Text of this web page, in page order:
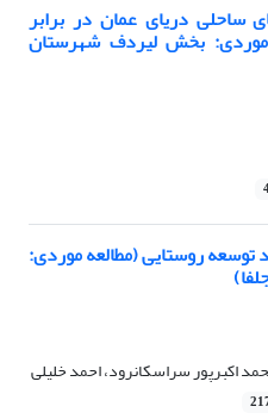
ساحلی دریای عمان در برابر
بخش لیردف شهرستان
توسعه روستایی (مطالعه موردی:
اکبرپور سراسکانرود، احمد خلیلی